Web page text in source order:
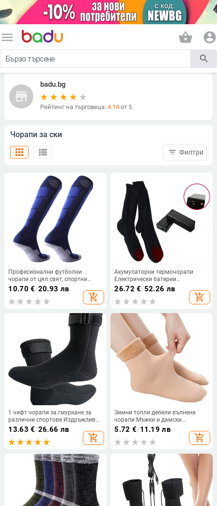
menu shopping_basket account_circle
search
store
badu.bg
Рейтинг на търговеца: 4.14от 5.
Чорапи за ски
view_list
apps filter_list Филтри
Професионални футболни
чорапи от цял ​​свят, спортни
чорапи над коляното с хавлиена
подметка, удебелени дълги
чорапи, абсорбиращи потта,
10.70 €/20.93 лв
add_shopping_cart
Акумулаторни термочорапи
Електрически батерии
Отопляеми чорапи Топли крака
Нагревател Риболов на лед
Крака Обувка Ботуш Топли с
26.72 €/52.26 лв
add_shopping_cart
1 чифт чорапи за гмуркане за
различни спортове Издръжливи
за дълготрайна употреба Много
по-устойчиви на абразия чорапи
за студена вода
13.63 €/26.66 лв
add_shopping_cart
Зимни топли дебели вълнени
чорапи Мъжки и дамски
безшевни меки плътни кадифени
чорапи за сняг Ски обувки
Чорапи за спане на пода Модни
5.72 €/11.19 лв
add_shopping_cart